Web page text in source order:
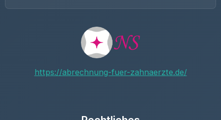
https://abrechnung-fuer-zahnaerzte.de/